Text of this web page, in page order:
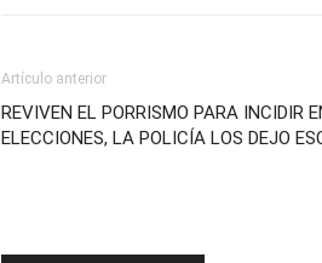
Artículo anterior
REVIVEN EL PORRISMO PARA INCIDIR
ELECCIONES, LA POLICÍA LOS DEJO